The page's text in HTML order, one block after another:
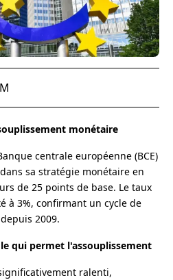
monétaire
centrale européenne (BCE)
sa stratégie monétaire en
de 25 points de base. Le taux
à 3%, confirmant un cycle de
2009.
qui permet l'assouplissement
ralenti,